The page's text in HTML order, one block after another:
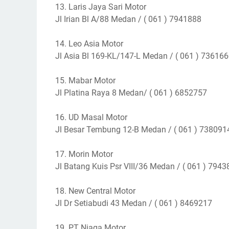
13. Laris Jaya Sari Motor
Jl Irian Bl A/88 Medan / ( 061 ) 7941888
14. Leo Asia Motor
Jl Asia Bl 169-KL/147-L Medan / ( 061 )
15. Mabar Motor
Jl Platina Raya 8 Medan/ ( 061 ) 6852757
16. UD Masal Motor
Jl Besar Tembung 12-B Medan / ( 061 )
17. Morin Motor
Jl Batang Kuis Psr VIII/36 Medan / ( 061 )
18. New Central Motor
Jl Dr Setiabudi 43 Medan / ( 061 ) 8469217